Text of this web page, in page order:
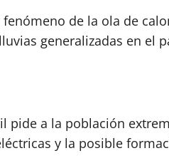
de la ola de
generalizadas en el
pide a la población
y la posible